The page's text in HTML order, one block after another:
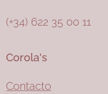
(+34) 622 35 00 11
Corola's
Contacto